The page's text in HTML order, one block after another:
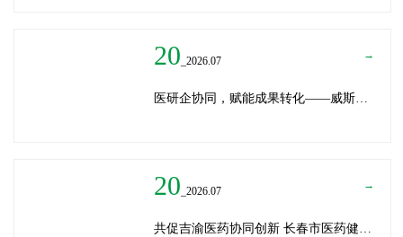
20 _2026.07 →
20 _2026.07 →
共促吉渝医药协同创新 长春市医药健康局与威斯腾生物走访重庆两江生命科技城